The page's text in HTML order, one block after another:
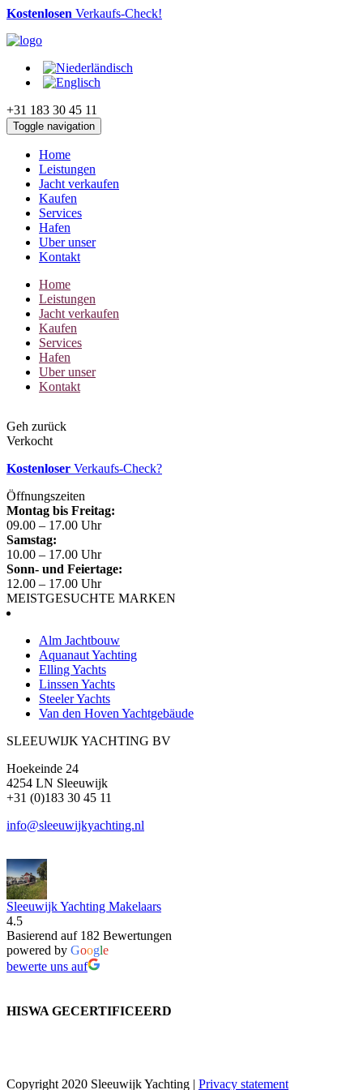
Kostenlosen Verkaufs-Check!
+31 183 30 45 11
Toggle navigation
Home
Leistungen
Jacht verkaufen
Kaufen
Services
Hafen
Uber unser
Kontakt
Home
Leistungen
Jacht verkaufen
Kaufen
Services
Hafen
Uber unser
Kontakt
Geh zurück
Verkocht
Kostenloser Verkaufs-Check?
Öffnungszeiten
Montag bis Freitag:
09.00 – 17.00 Uhr
Samstag:
10.00 – 17.00 Uhr
Sonn- und Feiertage:
12.00 – 17.00 Uhr
MEISTGESUCHTE MARKEN
Alm Jachtbouw
Aquanaut Yachting
Elling Yachts
Linssen Yachts
Steeler Yachts
Van den Hoven Yachtgebäude
SLEEUWIJK YACHTING BV
Hoekeinde 24
4254 LN Sleeuwijk
+31 (0)183 30 45 11
info@sleeuwijkyachting.nl
Sleeuwijk Yachting Makelaars
4.5
Basierend auf 182 Bewertungen
powered by Google
bewerte uns auf
HISWA GECERTIFICEERD
Copyright 2020 Sleeuwijk Yachting | Privacy statement